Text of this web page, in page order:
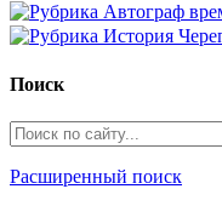
Поиск
Расширенный поиск